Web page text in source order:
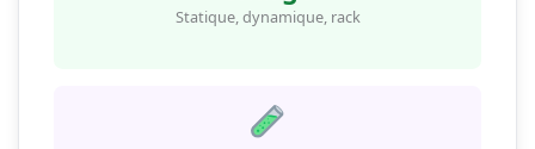
Statique, dynamique, rack